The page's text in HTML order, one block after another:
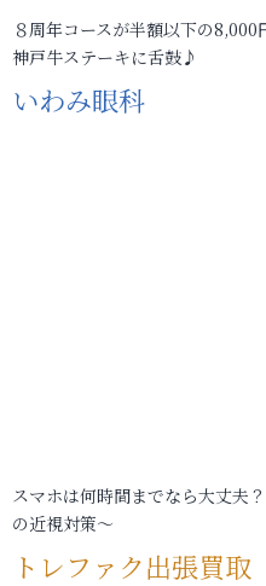
８周年コースが半額以下の8,000
神戸牛ステーキに舌鼓♪
いわみ眼科
スマホは何時間までなら大丈夫
の近視対策～
トレファク出張買取